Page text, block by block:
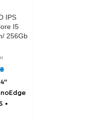
IPS
I5
256Gb
₴
•